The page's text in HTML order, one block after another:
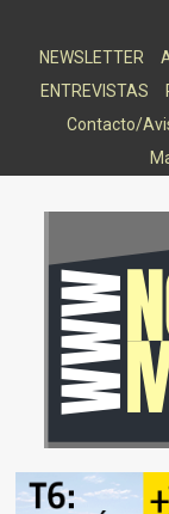
NEWSLETTER
ENTREVISTAS
Contacto/